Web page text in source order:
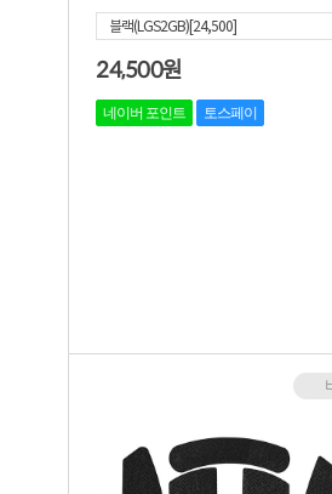
블랙(LGS2GB)[24,500]
24,500원
네이버 포인트 토스페이